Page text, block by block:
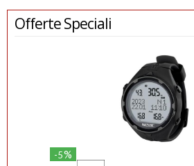
Offerte Speciali
-5%